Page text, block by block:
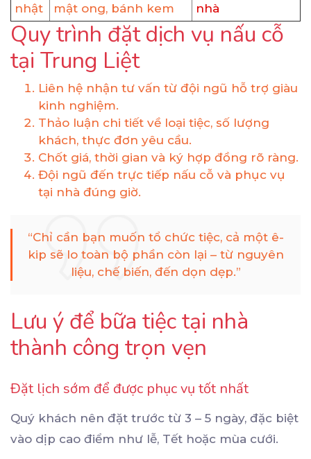
nhật
mật ong, bánh kem
nhà
Quy trình đặt dịch vụ nấu cỗ
tại Trung Liệt
Liên hệ nhận tư vấn từ đội ngũ hỗ trợ giàu
kinh nghiệm.
Thảo luận chi tiết về loại tiệc, số lượng
khách, thực đơn yêu cầu.
Chốt giá, thời gian và ký hợp đồng rõ ràng.
Đội ngũ đến trực tiếp nấu cỗ và phục vụ
tại nhà đúng giờ.
“Chỉ cần bạn muốn tổ chức tiệc, cả một ê-
kip sẽ lo toàn bộ phần còn lại – từ nguyên
liệu, chế biến, đến dọn dẹp.”
Lưu ý để bữa tiệc tại nhà
thành công trọn vẹn
Đặt lịch sớm để được phục vụ tốt nhất
Quý khách nên đặt trước từ 3 – 5 ngày, đặc biệt
vào dịp cao điểm như lễ, Tết hoặc mùa cưới.